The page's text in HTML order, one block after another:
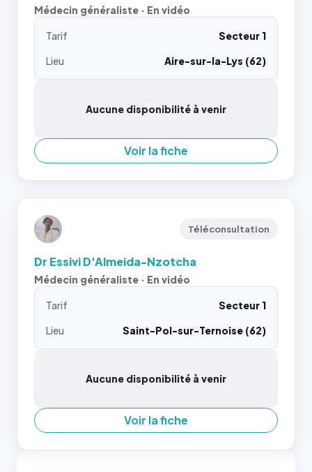
Médecin généraliste · En vidéo
Tarif
Secteur 1
Lieu
Aire-sur-la-Lys (62)
Aucune disponibilité à venir
Voir la fiche
Téléconsultation
Dr Essivi D'Almeida-Nzotcha
Médecin généraliste · En vidéo
Tarif
Secteur 1
Lieu
Saint-Pol-sur-Ternoise (62)
Aucune disponibilité à venir
Voir la fiche